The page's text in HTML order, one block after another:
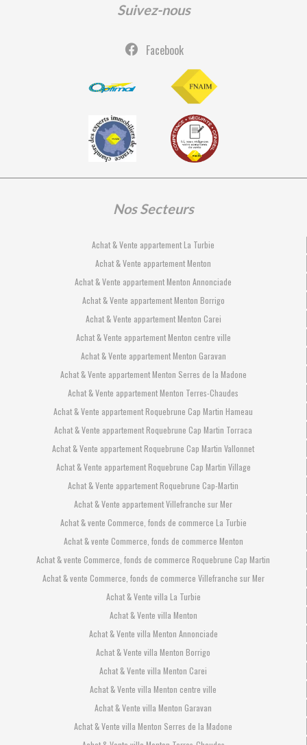
Suivez-nous
Facebook
Nos Secteurs
Achat & Vente appartement La Turbie
Achat & Vente appartement Menton
Achat & Vente appartement Menton Annonciade
Achat & Vente appartement Menton Borrigo
Achat & Vente appartement Menton Carei
Achat & Vente appartement Menton centre ville
Achat & Vente appartement Menton Garavan
Achat & Vente appartement Menton Serres de la Madone
Achat & Vente appartement Menton Terres-Chaudes
Achat & Vente appartement Roquebrune Cap Martin Hameau
Achat & Vente appartement Roquebrune Cap Martin Torraca
Achat & Vente appartement Roquebrune Cap Martin Vallonnet
Achat & Vente appartement Roquebrune Cap Martin Village
Achat & Vente appartement Roquebrune Cap-Martin
Achat & Vente appartement Villefranche sur Mer
Achat & vente Commerce, fonds de commerce La Turbie
Achat & vente Commerce, fonds de commerce Menton
Achat & vente Commerce, fonds de commerce Roquebrune Cap Martin
Achat & vente Commerce, fonds de commerce Villefranche sur Mer
Achat & Vente villa La Turbie
Achat & Vente villa Menton
Achat & Vente villa Menton Annonciade
Achat & Vente villa Menton Borrigo
Achat & Vente villa Menton Carei
Achat & Vente villa Menton centre ville
Achat & Vente villa Menton Garavan
Achat & Vente villa Menton Serres de la Madone